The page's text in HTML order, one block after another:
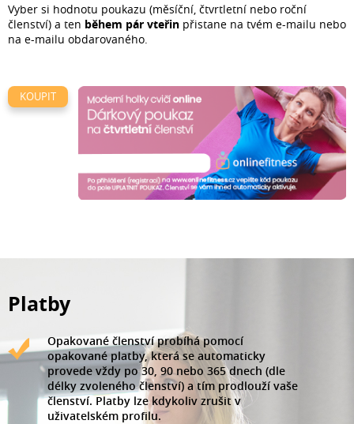
Vyber si hodnotu poukazu (měsíční, čtvrtletní nebo roční
členství) a ten během pár vteřin přistane na tvém e-mailu nebo
na e-mailu obdarovaného.
KOUPIT
Platby
Opakované členství probíhá pomocí
opakované platby, která se automaticky
provede vždy po 30, 90 nebo 365 dnech (dle
délky zvoleného členství) a tím prodlouží vaše
členství. Platby lze kdykoliv zrušit v
uživatelském profilu.